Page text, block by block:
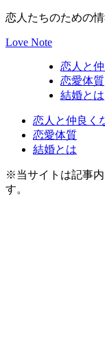
恋人たちのための
Love Note
恋人と
恋愛体質
結婚とは
恋人と仲良く
恋愛体質
結婚とは
※当サイトは記事
す。